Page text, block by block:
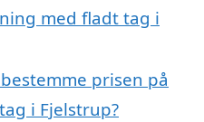
med fladt tag i
prisen på
i Fjelstrup?